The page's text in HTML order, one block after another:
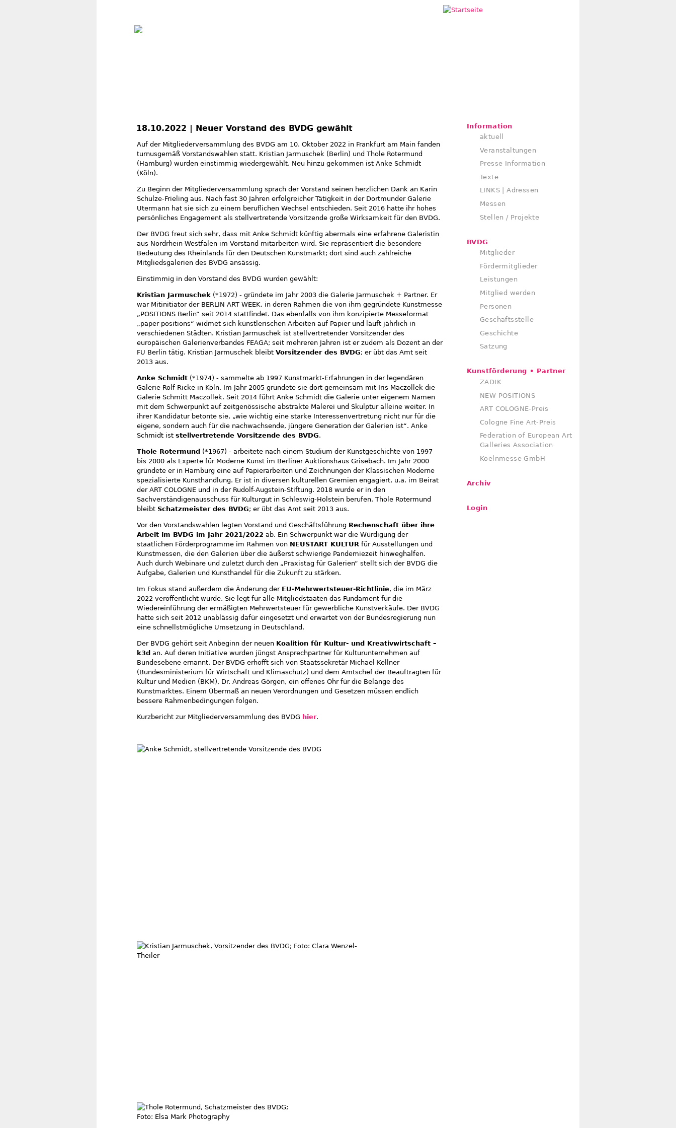
18.10.2022 | Neuer Vorstand des BVDG gewählt
Auf der Mitgliederversammlung des BVDG am 10. Oktober 2022 in Frankfurt am Main fanden
turnusgemäß Vorstandswahlen statt. Kristian Jarmuschek (Berlin) und Thole Rotermund
(Hamburg) wurden einstimmig wiedergewählt. Neu hinzu gekommen ist Anke Schmidt
(Köln).
Zu Beginn der Mitgliederversammlung sprach der Vorstand seinen herzlichen Dank an Karin
Schulze-Frieling aus. Nach fast 30 Jahren erfolgreicher Tätigkeit in der Dortmunder Galerie
Utermann hat sie sich zu einem beruflichen Wechsel entschieden. Seit 2016 hatte ihr hohes
persönliches Engagement als stellvertretende Vorsitzende große Wirksamkeit für den BVDG.
Der BVDG freut sich sehr, dass mit Anke Schmidt künftig abermals eine erfahrene Galeristin
aus Nordrhein-Westfalen im Vorstand mitarbeiten wird. Sie repräsentiert die besondere
Bedeutung des Rheinlands für den Deutschen Kunstmarkt; dort sind auch zahlreiche
Mitgliedsgalerien des BVDG ansässig.
Einstimmig in den Vorstand des BVDG wurden gewählt:
Kristian Jarmuschek (*1972) - gründete im Jahr 2003 die Galerie Jarmuschek + Partner. Er
war Mitinitiator der BERLIN ART WEEK, in deren Rahmen die von ihm gegründete Kunstmesse
„POSITIONS Berlin“ seit 2014 stattfindet. Das ebenfalls von ihm konzipierte Messeformat
„paper positions“ widmet sich künstlerischen Arbeiten auf Papier und läuft jährlich in
verschiedenen Städten. Kristian Jarmuschek ist stellvertretender Vorsitzender des
europäischen Galerienverbandes FEAGA; seit mehreren Jahren ist er zudem als Dozent an der
FU Berlin tätig. Kristian Jarmuschek bleibt Vorsitzender des BVDG; er übt das Amt seit
2013 aus.
Anke Schmidt (*1974) - sammelte ab 1997 Kunstmarkt-Erfahrungen in der legendären
Galerie Rolf Ricke in Köln. Im Jahr 2005 gründete sie dort gemeinsam mit Iris Maczollek die
Galerie Schmitt Maczollek. Seit 2014 führt Anke Schmidt die Galerie unter eigenem Namen
mit dem Schwerpunkt auf zeitgenössische abstrakte Malerei und Skulptur alleine weiter. In
ihrer Kandidatur betonte sie, „wie wichtig eine starke Interessenvertretung nicht nur für die
eigene, sondern auch für die nachwachsende, jüngere Generation der Galerien ist“. Anke
Schmidt ist stellvertretende Vorsitzende des BVDG.
Thole Rotermund (*1967) - arbeitete nach einem Studium der Kunstgeschichte von 1997
bis 2000 als Experte für Moderne Kunst im Berliner Auktionshaus Grisebach. Im Jahr 2000
gründete er in Hamburg eine auf Papierarbeiten und Zeichnungen der Klassischen Moderne
spezialisierte Kunsthandlung. Er ist in diversen kulturellen Gremien engagiert, u.a. im Beirat
der ART COLOGNE und in der Rudolf-Augstein-Stiftung. 2018 wurde er in den
Sachverständigenausschuss für Kulturgut in Schleswig-Holstein berufen. Thole Rotermund
bleibt Schatzmeister des BVDG; er übt das Amt seit 2013 aus.
Vor den Vorstandswahlen legten Vorstand und Geschäftsführung Rechenschaft über ihre
Arbeit im BVDG im Jahr 2021/2022 ab. Ein Schwerpunkt war die Würdigung der
staatlichen Förderprogramme im Rahmen von NEUSTART KULTUR für Ausstellungen und
Kunstmessen, die den Galerien über die äußerst schwierige Pandemiezeit hinweghalfen.
Auch durch Webinare und zuletzt durch den „Praxistag für Galerien“ stellt sich der BVDG die
Aufgabe, Galerien und Kunsthandel für die Zukunft zu stärken.
Im Fokus stand außerdem die Änderung der EU-Mehrwertsteuer-Richtlinie, die im März
2022 veröffentlicht wurde. Sie legt für alle Mitgliedstaaten das Fundament für die
Wiedereinführung der ermäßigten Mehrwertsteuer für gewerbliche Kunstverkäufe. Der BVDG
hatte sich seit 2012 unablässig dafür eingesetzt und erwartet von der Bundesregierung nun
eine schnellstmögliche Umsetzung in Deutschland.
Der BVDG gehört seit Anbeginn der neuen Koalition für Kultur- und Kreativwirtschaft –
k3d an. Auf deren Initiative wurden jüngst Ansprechpartner für Kulturunternehmen auf
Bundesebene ernannt. Der BVDG erhofft sich von Staatssekretär Michael Kellner
(Bundesministerium für Wirtschaft und Klimaschutz) und dem Amtschef der Beauftragten für
Kultur und Medien (BKM), Dr. Andreas Görgen, ein offenes Ohr für die Belange des
Kunstmarktes. Einem Übermaß an neuen Verordnungen und Gesetzen müssen endlich
bessere Rahmenbedingungen folgen.
Kurzbericht zur Mitgliederversammlung des BVDG hier.
Information
aktuell
Veranstaltungen
Presse Information
Texte
LINKS | Adressen
Messen
Stellen / Projekte
BVDG
Mitglieder
Fördermitglieder
Leistungen
Mitglied werden
Personen
Geschäftsstelle
Geschichte
Satzung
Kunstförderung • Partner
ZADIK
NEW POSITIONS
ART COLOGNE-Preis
Cologne Fine Art-Preis
Federation of European Art
Galleries Association
Koelnmesse GmbH
Archiv
Login